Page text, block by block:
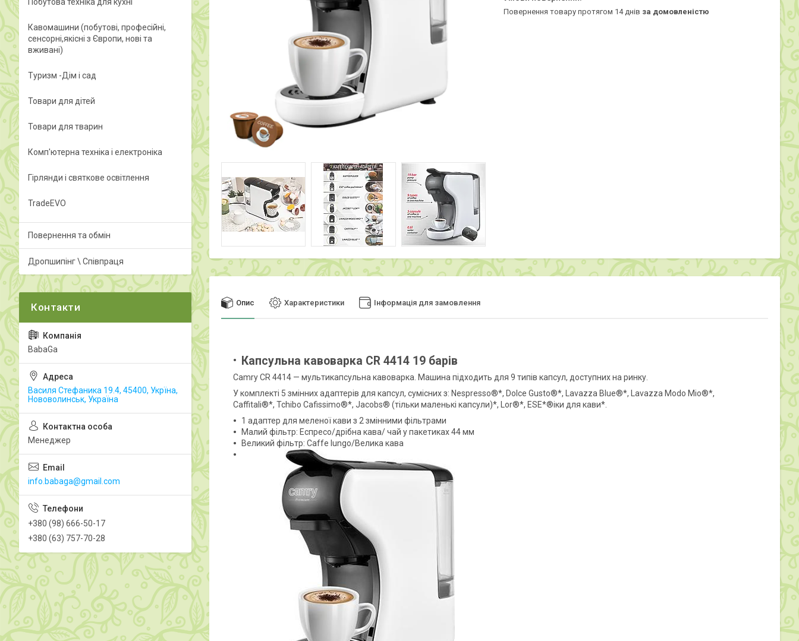
повернення товару протягом 14 днів за домовленістю
Опис Характеристики Інформація для замовлення
Капсульна кавоварка CR 4414 19 барів
Camry CR 4414 — мультикапсульна кавоварка. Машина підходить для 9 типів капсул, доступних на ринку.
У комплекті 5 змінних адаптерів для капсул, сумісних з: Nespresso®*, Dolce Gusto®*, Lavazza Blue®*, Lavazza Modo Mio®*,
Caffitali®*, Tchibo Cafissimo®*, Jacobs® (тільки маленькі капсули)*, Lor®*, ESE*®іки для кави*.
1 адаптер для меленої кави з 2 змінними фільтрами
Малий фільтр: Еспресо/дрібна кава/ чай у пакетиках 44 мм
Великий фільтр: Caffe lungo/Велика кава
Кавомашини (побутові, професійні,
сенсорні,якісні з Європи, нові та
вживані)
Туризм -Дім і сад
Товари для дітей
Товари для тварин
Комп'ютерна техніка і електроніка
Гірлянди і святкове освітлення
TradeEVO
Повернення та обмін
Дропшипінг \ Співпраця
BabaGa
Василя Стефаника 19.4, 45400, Укрїна,
Нововолинськ, Україна
Менеджер
info.babaga@gmail.com
+380 (98) 666-50-17
+380 (63) 757-70-28